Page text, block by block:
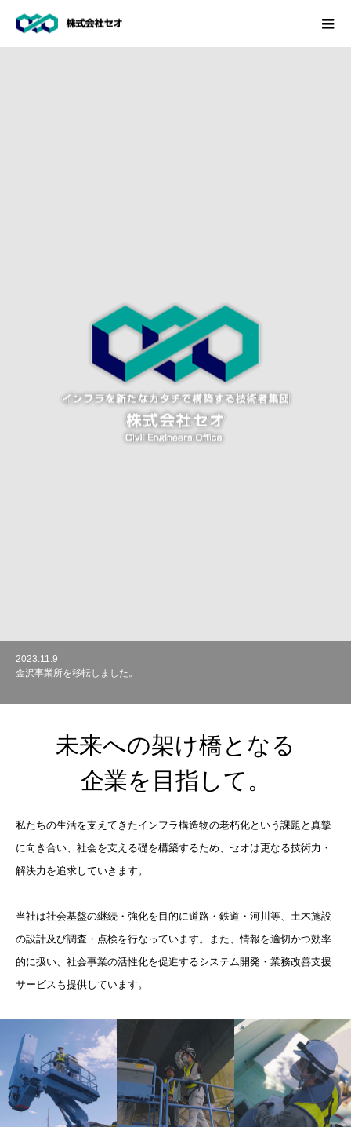
2023.11.9
金沢事業所を移転しました。
2020.11.20
ホームページをリニューアルしました。
未来への架け橋となる
企業を目指して。
私たちの生活を支えてきたインフラ構造物の老朽化という課題と真摯
に向き合い、社会を支える礎を構築するため、セオは更なる技術力・
解決力を追求していきます。
当社は社会基盤の継続・強化を目的に道路・鉄道・河川等、土木施設
の設計及び調査・点検を行なっています。また、情報を適切かつ効率
的に扱い、社会事業の活性化を促進するシステム開発・業務改善支援
サービスも提供しています。